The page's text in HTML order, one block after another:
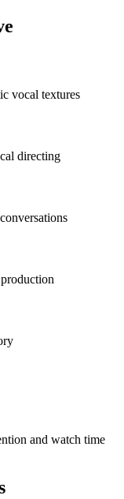
vocal textures
directing
and watch time